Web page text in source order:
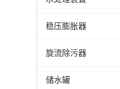
稳压膨胀器
旋流除污器
储水罐